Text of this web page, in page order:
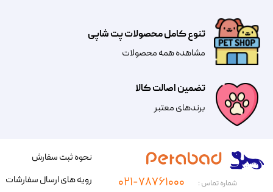
تضمین اصالت کالا
​​برندهای معتبر​​​​​​​
تنوع کامل محصولات پت شاپی
مشاهده همه محصولات
شماره تماس : ۰۲۱-۷۸۷۶۱۰۰۰
نحوه ثبت سفارش
رویه های ارسال سفارشات